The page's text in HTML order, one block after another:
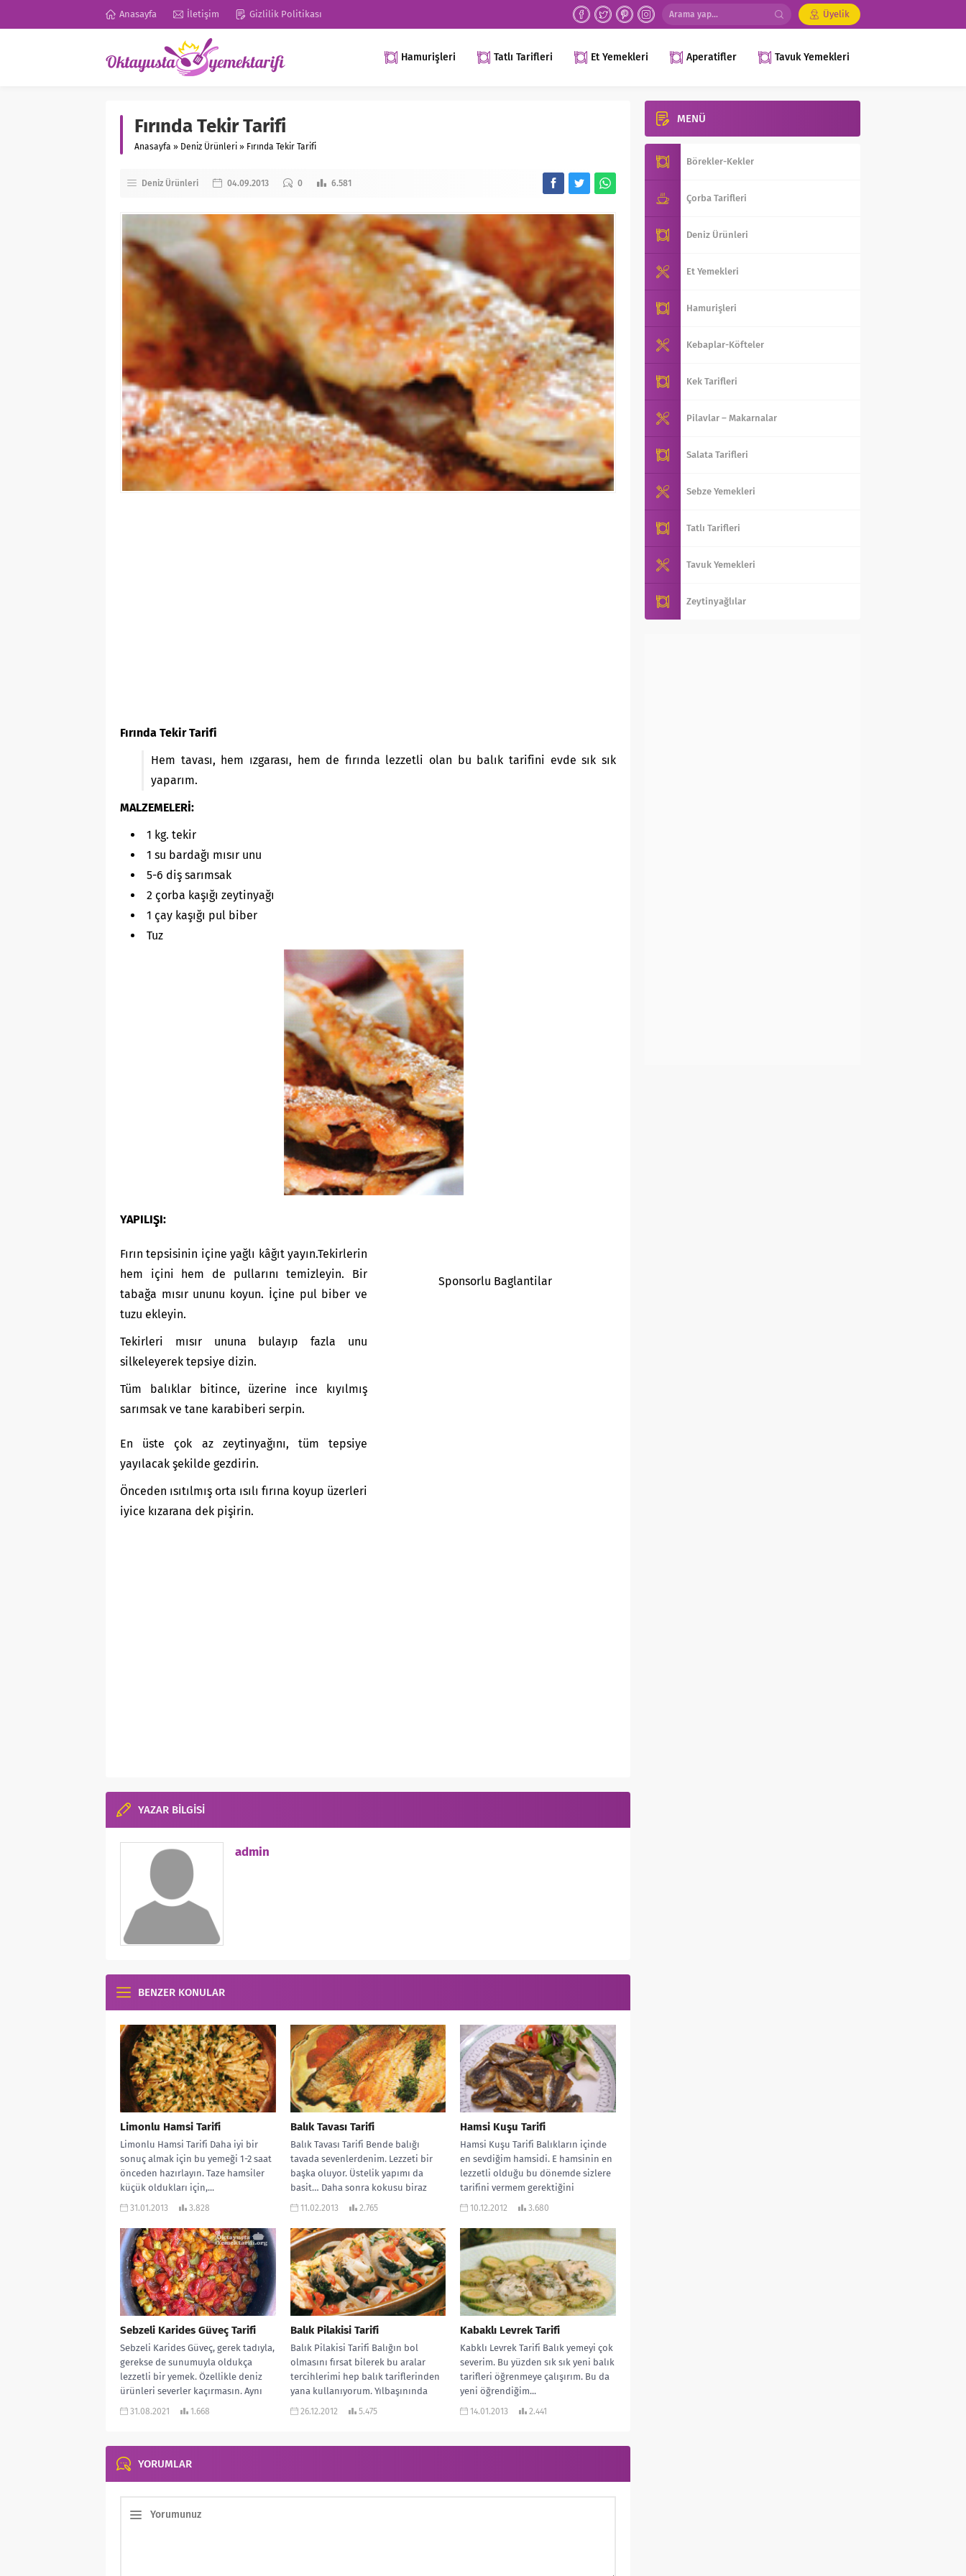
Anasayfa İletişim Gizlilik Politikası Üyelik
Hamurişleri Tatlı Tarifleri Et Yemekleri Aperatifler Tavuk Yemekleri
Fırında Tekir Tarifi
Anasayfa » Deniz Ürünleri » Fırında Tekir Tarifi
Deniz Ürünleri 04.09.2013 0 6.581
Fırında Tekir Tarifi
Hem tavası, hem ızgarası, hem de fırında lezzetli olan bu balık tarifini evde sık sık
yaparım.
MALZEMELERİ:
1 kg. tekir
1 su bardağı mısır unu
5-6 diş sarımsak
2 çorba kaşığı zeytinyağı
1 çay kaşığı pul biber
Tuz
YAPILIŞI:
Sponsorlu Baglantilar
Fırın tepsisinin içine yağlı kâğıt yayın.Tekirlerin
hem içini hem de pullarını temizleyin. Bir
tabağa mısır ununu koyun. İçine pul biber ve
tuzu ekleyin.
Tekirleri mısır ununa bulayıp fazla unu
silkeleyerek tepsiye dizin.
Tüm balıklar bitince, üzerine ince kıyılmış
sarımsak ve tane karabiberi serpin.
En üste çok az zeytinyağını, tüm tepsiye
yayılacak şekilde gezdirin.
Önceden ısıtılmış orta ısılı fırına koyup üzerleri
iyice kızarana dek pişirin.
YAZAR BİLGİSİ
admin
BENZER KONULAR
Limonlu Hamsi Tarifi
Limonlu Hamsi Tarifi Daha iyi bir
sonuç almak için bu yemeği 1-2 saat
önceden hazırlayın. Taze hamsiler
küçük oldukları için,...
31.01.2013 3.828
Balık Tavası Tarifi
Balık Tavası Tarifi Bende balığı
tavada sevenlerdenim. Lezzeti bir
başka oluyor. Üstelik yapımı da
basit… Daha sonra kokusu biraz
kalsa...
11.02.2013 2.765
Hamsi Kuşu Tarifi
Hamsi Kuşu Tarifi Balıkların içinde
en sevdiğim hamsidi. E hamsinin en
lezzetli olduğu bu dönemde sizlere
tarifini vermem gerektiğini
düşündüm....
10.12.2012 3.680
Sebzeli Karides Güveç Tarifi
Sebzeli Karides Güveç, gerek tadıyla,
gerekse de sunumuyla oldukça
lezzetli bir yemek. Özellikle deniz
ürünleri severler kaçırmasın. Aynı
zamanda yapılışı...
31.08.2021 1.668
Balık Pilakisi Tarifi
Balık Pilakisi Tarifi Balığın bol
olmasını fırsat bilerek bu aralar
tercihlerimi hep balık tariflerinden
yana kullanıyorum. Yılbaşınında
yakın olmasıyla sofralarınıza...
26.12.2012 5.475
Kabaklı Levrek Tarifi
Kabklı Levrek Tarifi Balık yemeyi çok
severim. Bu yüzden sık sık yeni balık
tarifleri öğrenmeye çalışırım. Bu da
yeni öğrendiğim...
14.01.2013 2.441
YORUMLAR
MENÜ
Börekler-Kekler
Çorba Tarifleri
Deniz Ürünleri
Et Yemekleri
Hamurişleri
Kebaplar-Köfteler
Kek Tarifleri
Pilavlar – Makarnalar
Salata Tarifleri
Sebze Yemekleri
Tatlı Tarifleri
Tavuk Yemekleri
Zeytinyağlılar